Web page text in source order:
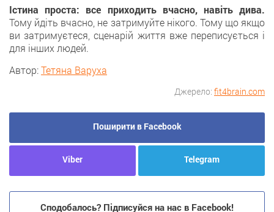
Істина проста: все приходить вчасно, навіть дива.
Тому йдіть вчасно, не затримуйте нікого. Тому що якщо
ви затримуєтеся, сценарій життя вже переписується і
для інших людей.
Автор:Тетяна Варуха
Джерело: fit4brain.com
Поширити в Facebook
Viber Telegram
Сподобалось? Підписуйся на нас в Facebook!